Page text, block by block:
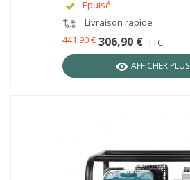
Epuisé
Livraison rapide
306,90 € TTC
441,90 €
AFFICHER PLUS